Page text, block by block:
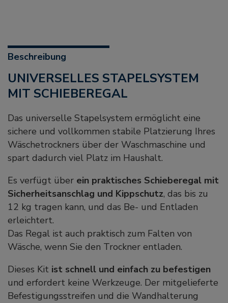
Beschreibung
UNIVERSELLES STAPELSYSTEM
MIT SCHIEBEREGAL
Das universelle Stapelsystem ermöglicht eine
sichere und vollkommen stabile Platzierung Ihres
Wäschetrockners über der Waschmaschine und
spart dadurch viel Platz im Haushalt.
Es verfügt über ein praktisches Schieberegal mit
Sicherheitsanschlag und Kippschutz, das bis zu
12 kg tragen kann, und das Be- und Entladen
erleichtert.
Das Regal ist auch praktisch zum Falten von
Wäsche, wenn Sie den Trockner entladen.
Dieses Kit ist schnell und einfach zu befestigen
und erfordert keine Werkzeuge. Der mitgelieferte
Befestigungsstreifen und die Wandhalterung